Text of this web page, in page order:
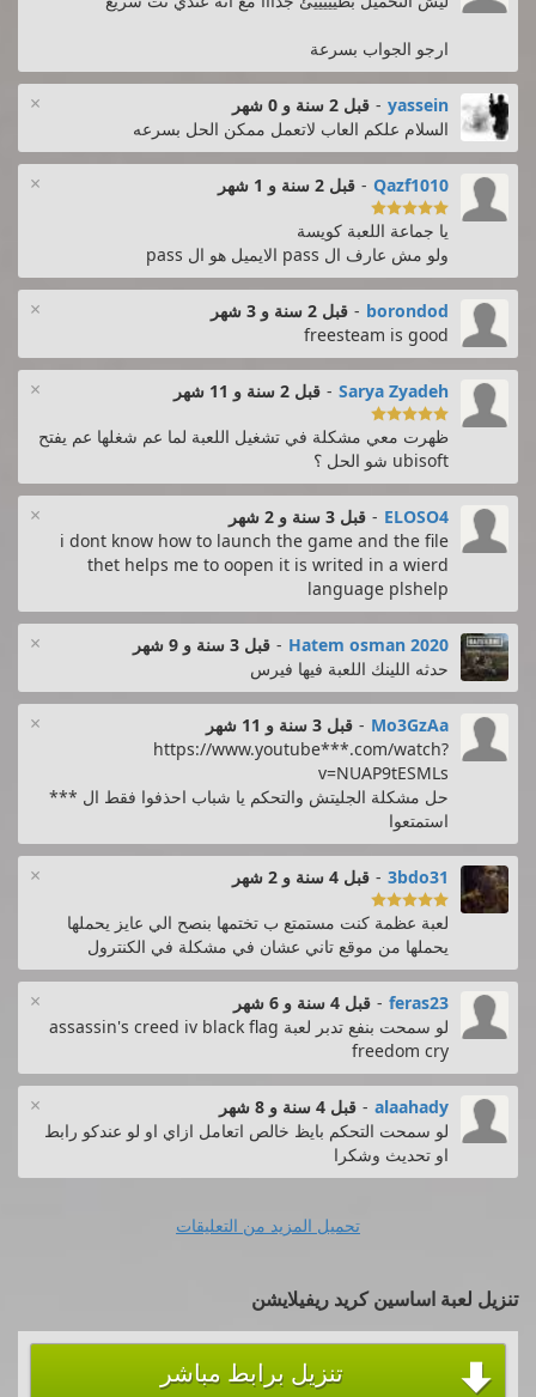
ارجو الجواب بسرعة
× yassein
- قبل 2 سنة و 0 شهر
السلام علكم العاب لاتعمل ممكن الحل بسرعه
× Qazf1010
- قبل 2 سنة و 1 شهر

يا جماعة اللعبة كويسة
ولو مش عارف ال pass الايميل هو ال pass
× borondod
- قبل 2 سنة و 3 شهر
freesteam is good
× Sarya Zyadeh
- قبل 2 سنة و 11 شهر

ظهرت معي مشكلة في تشغيل اللعبة لما عم شغلها عم يفتح
ubisoft شو الحل ؟
× ELOSO4
- قبل 3 سنة و 2 شهر
i dont know how to launch the game and the file
thet helps me to oopen it is writed in a wierd
language plshelp
× Hatem osman 2020
- قبل 3 سنة و 9 شهر
حدثه اللينك اللعبة فيها فيرس
× Mo3GzAa
- قبل 3 سنة و 11 شهر
https://www.youtube***.com/watch?
v=NUAP9tESMLs
حل مشكلة الجليتش والتحكم يا شباب احذفوا فقط ال ***
استمتعوا
× 3bdo31
- قبل 4 سنة و 2 شهر

لعبة عظمة كنت مستمتع ب تختمها بنصح الي عايز يحملها
يحملها من موقع تاني عشان في مشكلة في الكنترول
× feras23
- قبل 4 سنة و 6 شهر
لو سمحت بنفع تدبر لعبة assassin's creed iv black flag
freedom cry
× alaahady
- قبل 4 سنة و 8 شهر
لو سمحت التحكم بايظ خالص اتعامل ازاي او لو عندكو رابط
او تحديث وشكرا
تحميل المزيد من التعليقات
تنزيل لعبة اساسين كريد ريفيلايشن
 تنزيل برابط مباشر